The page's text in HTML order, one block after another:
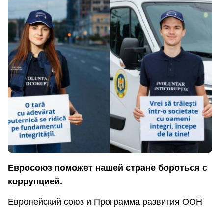
Евросоюз поможет нашей стране бороться с
коррупцией.
Европейский союз и Программа развития ООН